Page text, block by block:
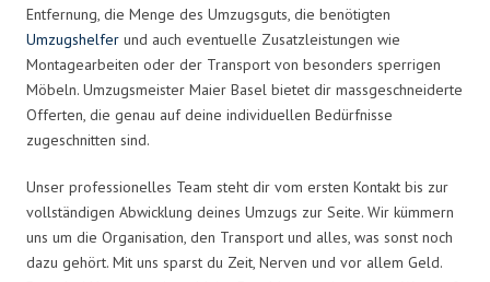
Entfernung, die Menge des Umzugsguts, die benötigten
Umzugshelfer und auch eventuelle Zusatzleistungen wie
Montagearbeiten oder der Transport von besonders sperrigen
Möbeln. Umzugsmeister Maier Basel bietet dir massgeschneiderte
Offerten, die genau auf deine individuellen Bedürfnisse
zugeschnitten sind.
Unser professionelles Team steht dir vom ersten Kontakt bis zur
vollständigen Abwicklung deines Umzugs zur Seite. Wir kümmern
uns um die Organisation, den Transport und alles, was sonst noch
dazu gehört. Mit uns sparst du Zeit, Nerven und vor allem Geld.